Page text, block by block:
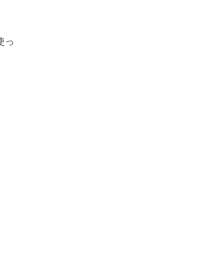
っ